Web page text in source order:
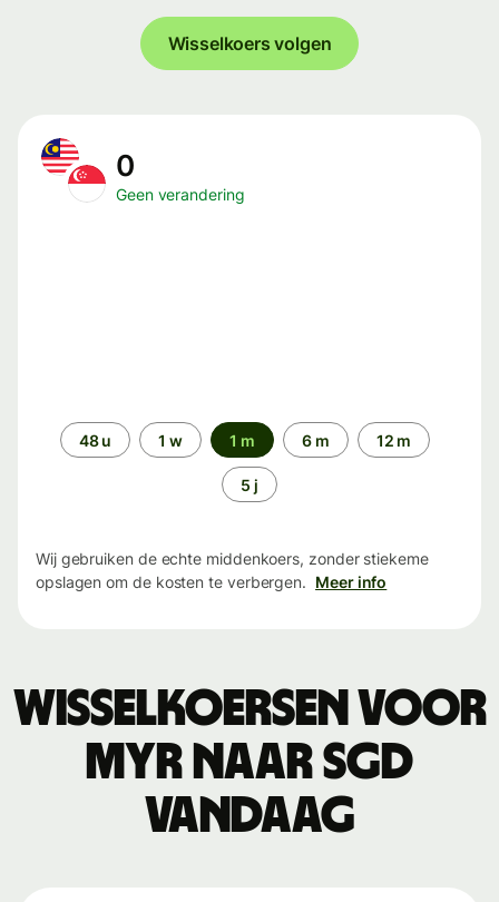
Wisselkoers volgen
0
Geen verandering
Periode48 u 1 w 1 m 6 m 12 m
5 j
Wij gebruiken de echte middenkoers, zonder stiekeme
opslagen om de kosten te verbergen. Meer info
Wisselkoersen voor
MYR naar SGD
vandaag